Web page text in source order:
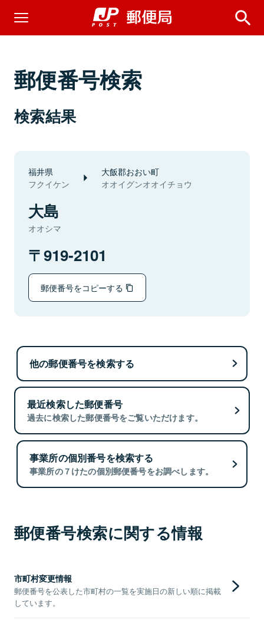
郵便番号検索
検索結果
福井県
フクイケン
大飯郡おおい町
オオイグンオオイチョウ
大島
オオシマ
919-2101
郵便番号をコピーする
他の郵便番号を検索する
最近検索した郵便番号
過去に検索した郵便番号をご覧いただけます。
事業所の個別番号を検索する
事業所の７けたの個別郵便番号をお調べします。
郵便番号検索に関する情報
市町村変更情報
郵便番号を公表した市町村の一覧を実施日の新しい順に掲載
しています。